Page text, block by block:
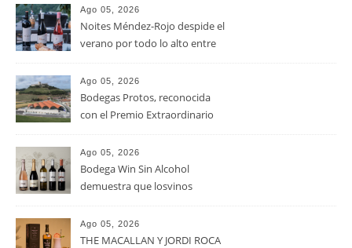
que en 2025
Ago 05, 2026
Noites Méndez-Rojo despide el
verano por todo lo alto entre
Ago 05, 2026
Bodegas Protos, reconocida
con el Premio Extraordinario
casi un siglo de excelencia
vitivinícola
Ago 05, 2026
Bodega Win Sin Alcohol
demuestra que losvinos
calidadcomienzan a diseñarse
en el viñedo
Ago 05, 2026
THE MACALLAN Y JORDI ROCA